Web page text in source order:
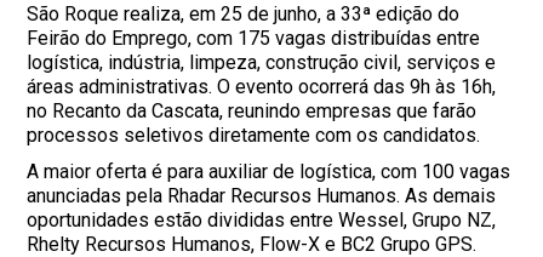
São Roque realiza, em 25 de junho, a 33ª edição do
Feirão do Emprego, com 175 vagas distribuídas entre
logística, indústria, limpeza, construção civil, serviços e
áreas administrativas. O evento ocorrerá das 9h às 16h,
no Recanto da Cascata, reunindo empresas que farão
processos seletivos diretamente com os candidatos.
A maior oferta é para auxiliar de logística, com 100 vagas
anunciadas pela Rhadar Recursos Humanos. As demais
oportunidades estão divididas entre Wessel, Grupo NZ,
Rhelty Recursos Humanos, Flow-X e BC2 Grupo GPS.